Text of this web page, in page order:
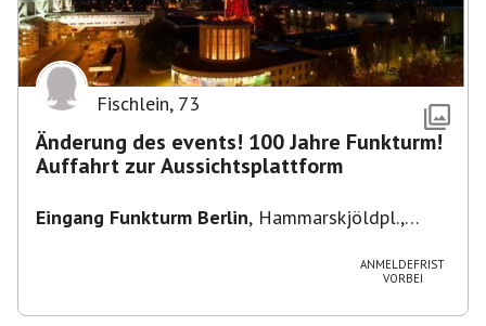
Fischlein, 73
Änderung des events! 100 Jahre Funkturm!
Auffahrt zur Aussichtsplattform
Eingang Funkturm Berlin, Hammarskjöldpl.,
ANMELDEFRIST
VORBEI